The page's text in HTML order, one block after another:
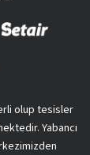
olup tesisler
Yabancı